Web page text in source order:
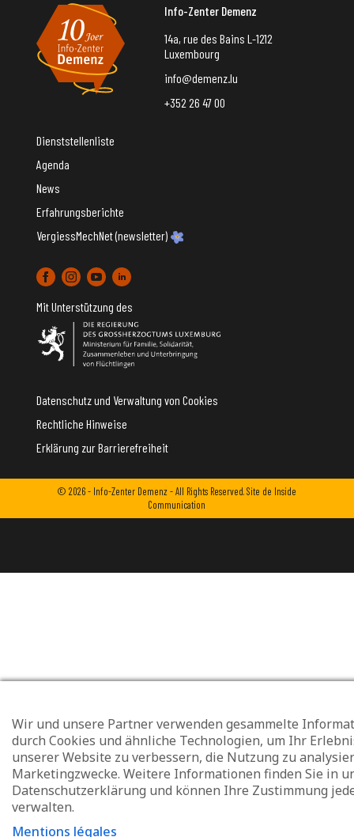
Info-Zenter Demenz
14a, rue des Bains L-1212
Luxembourg
info@demenz.lu
+352 26 47 00
Dienststellenliste
Agenda
News
Erfahrungsberichte
VergiessMechNet (newsletter)
Mit Unterstützung des
Datenschutz und Verwaltung von Cookies
Rechtliche Hinweise
Erklärung zur Barrierefreiheit
© 2026 - Info-Zenter Demenz - All Rights Reserved. Site de Inside
Communication
Wir und unsere Partner verwenden gesammelte
durch Cookies und ähnliche Technologien, um Ihr
unserer Website zu verbessern, die Nutzung zu
Marketingzwecke. Weitere Informationen finden Sie in
Datenschutzerklärung und können Ihre Zustimmung
verwalten.
Mentions légales